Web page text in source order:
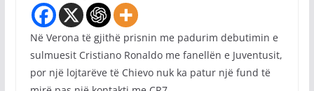
Në Verona të gjithë prisnin me padurim debutimin e
sulmuesit Cristiano Ronaldo me fanellën e Juventusit,
por një lojtarëve të Chievo nuk ka patur një fund të